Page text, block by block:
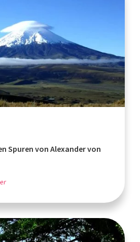
Spuren von Alexander von